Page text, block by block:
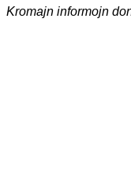
Kromajn informojn